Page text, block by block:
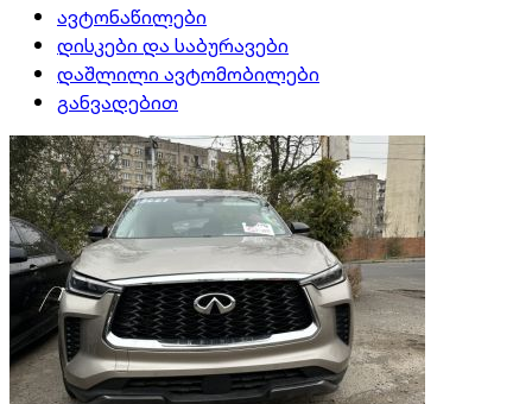
ავტონაწილები
დისკები და საბურავები
დაშლილი ავტომობილები
განვადებით